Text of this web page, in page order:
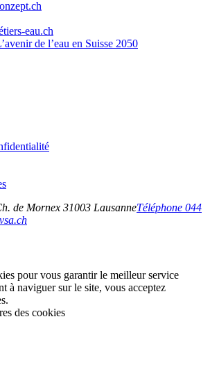
eau.ch
de l’eau en Suisse 2050
de Mornex 31003 LausanneTéléphone 044
pour vous garantir le meilleur service
à naviguer sur le site, vous acceptez
des cookies